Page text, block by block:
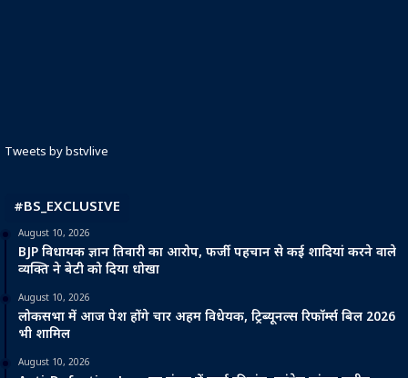
Tweets by bstvlive
#BS_EXCLUSIVE
August 10, 2026
BJP विधायक ज्ञान तिवारी का आरोप, फर्जी पहचान से कई शादियां करने वाले
व्यक्ति ने बेटी को दिया धोखा
August 10, 2026
लोकसभा में आज पेश होंगे चार अहम विधेयक, ट्रिब्यूनल्स रिफॉर्म्स बिल 2026
भी शामिल
August 10, 2026